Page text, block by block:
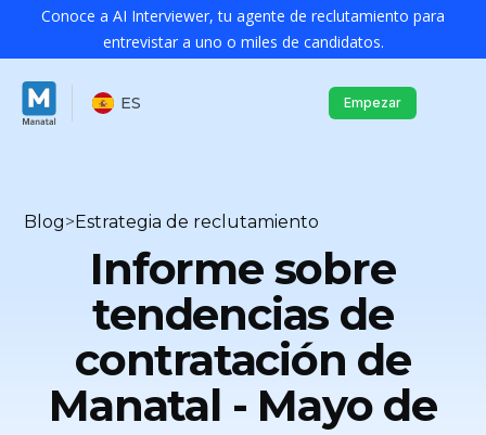
Conoce a AI Interviewer, tu agente de reclutamiento para
entrevistar a uno o miles de candidatos.
ES Empezar
Blog>Estrategia de reclutamiento
Informe sobre
tendencias de
contratación de
Manatal - Mayo de